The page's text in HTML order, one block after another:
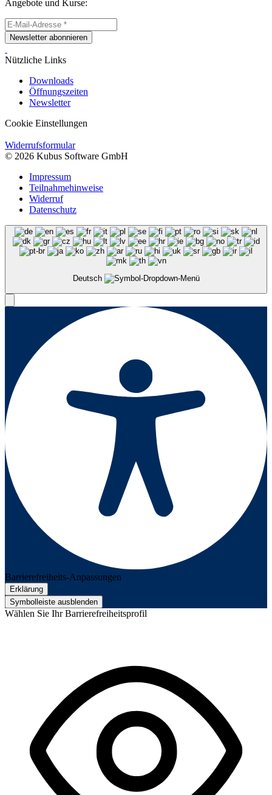
Angebote und Kurse:
Newsletter abonnieren
Nützliche Links
Downloads
Öffnungszeiten
Newsletter
Cookie Einstellungen
Widerrufsformular
© 2026 Kubus Software GmbH
Impressum
Teilnahmehinweise
Widerruf
Datenschutz
Deutsch
Barrierefreiheits-Anpassungen
Erklärung
Symbolleiste ausblenden
Wählen Sie Ihr Barrierefreiheitsprofil